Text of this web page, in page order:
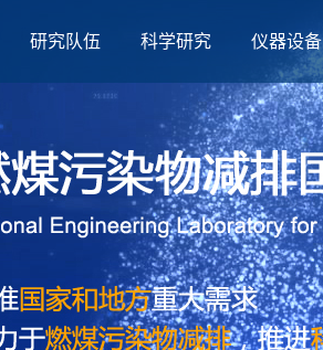
研究队伍 科学研究 仪器设备